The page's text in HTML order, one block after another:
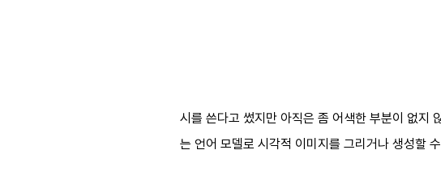
시를 쓴다고 썼지만 아직은 좀 어색한 부분이 없지
는 언어 모델로 시각적 이미지를 그리거나 생성할